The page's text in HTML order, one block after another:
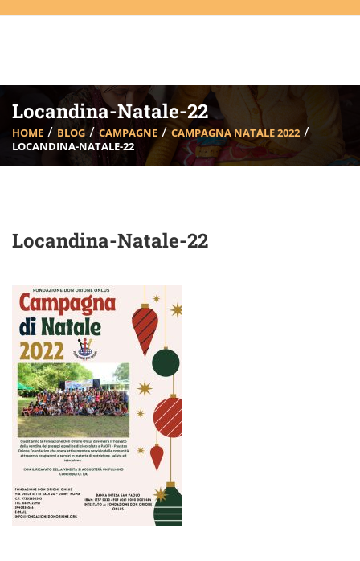
Locandina-Natale-22
HOME BLOG CAMPAGNE
CAMPAGNA NATALE 2022
LOCANDINA-NATALE-22
Locandina-Natale-22